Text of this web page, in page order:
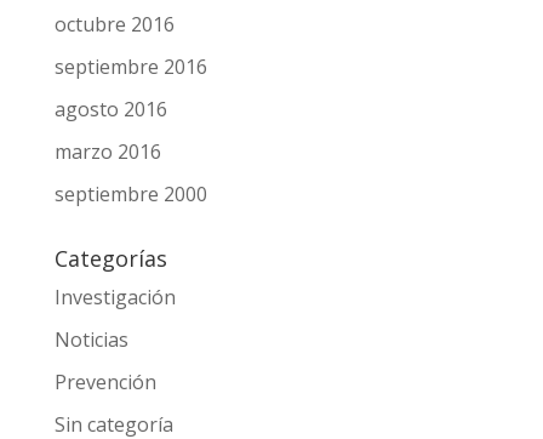
octubre 2016
septiembre 2016
agosto 2016
marzo 2016
septiembre 2000
Categorías
Investigación
Noticias
Prevención
Sin categoría